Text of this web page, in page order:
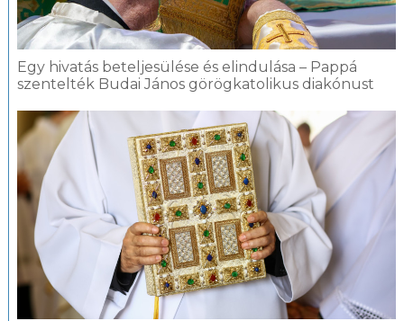
Egy hivatás beteljesülése és elindulása – Pappá
szentelték Budai János görögkatolikus diakónust